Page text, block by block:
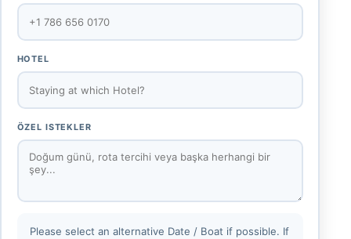
HOTEL
ÖZEL ISTEKLER
Please select an alternative Date / Boat if possible. If